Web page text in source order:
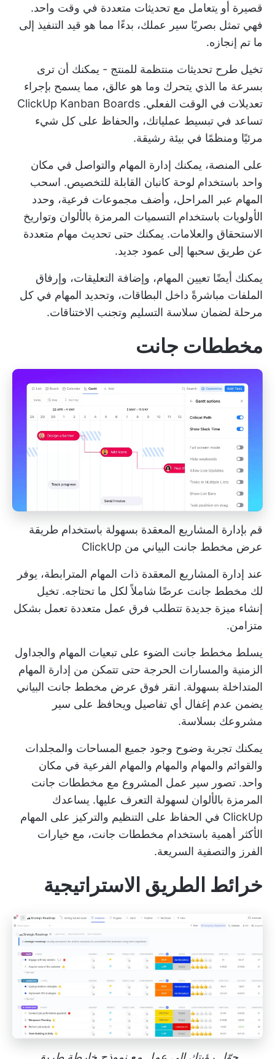
قصيرة أو يتعامل مع تحديثات متعددة في وقت واحد.
فهي تمثل بصريًا سير عملك، بدءًا مما هو قيد التنفيذ إلى
ما تم إنجازه.
تخيل طرح تحديثات منتظمة للمنتج - يمكنك أن ترى
بسرعة ما الذي يتحرك وما هو عالق، مما يسمح بإجراء
تعديلات في الوقت الفعلي. ClickUp Kanban Boards
تساعد في تبسيط عملياتك، والحفاظ على كل شيء
مرئيًا ومنظمًا في بيئة رشيقة.
على المنصة، يمكنك إدارة المهام والتواصل في مكان
واحد باستخدام لوحة كانبان القابلة للتخصيص. اسحب
المهام عبر المراحل، وأضف مجموعات فرعية، وحدد
الأولويات باستخدام التسميات المرمزة بالألوان وتواريخ
الاستحقاق والعلامات. يمكنك حتى تحديث مهام متعددة
عن طريق سحبها إلى عمود جديد.
يمكنك أيضًا تعيين المهام، وإضافة التعليقات، وإرفاق
الملفات مباشرةً داخل البطاقات، وتحديد المهام في كل
مرحلة لضمان سلاسة التسليم وتجنب الاختناقات.
مخططات جانت
قم بإدارة المشاريع المعقدة بسهولة باستخدام طريقة
عرض مخطط جانت البياني من ClickUp
عند إدارة المشاريع المعقدة ذات المهام المترابطة، يوفر
لك مخطط جانت عرضًا شاملاً لكل ما تحتاجه. تخيل
إنشاء ميزة جديدة تتطلب فرق عمل متعددة تعمل بشكل
متزامن.
يسلط مخطط جانت الضوء على تبعيات المهام والجداول
الزمنية والمسارات الحرجة حتى تتمكن من إدارة المهام
المتداخلة بسهولة. انقر فوق عرض مخطط جانت البياني
يضمن عدم إغفال أي تفاصيل ويحافظ على سير
مشروعك بسلاسة.
يمكنك تجربة وضوح وجود جميع المساحات والمجلدات
والقوائم والمهام والمهام والمهام الفرعية في مكان
واحد. تصور سير عمل المشروع مع مخططات جانت
المرمزة بالألوان لسهولة التعرف عليها. يساعدك
ClickUp في الحفاظ على التنظيم والتركيز على المهام
الأكثر أهمية باستخدام مخططات جانت، مع خيارات
الفرز والتصفية السريعة.
خرائط الطريق الاستراتيجية